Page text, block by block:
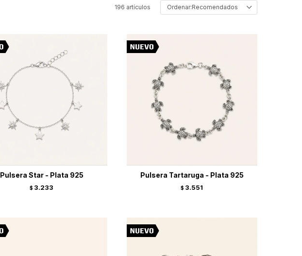
196 artículos Recomendados
Pulsera Star - Plata 925
$ 3.233
Pulsera Tartaruga - Plata 925
$ 3.551